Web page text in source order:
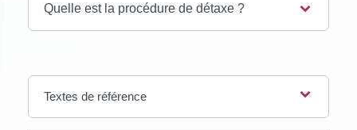
Quelle est la procédure de détaxe ?
Textes de référence